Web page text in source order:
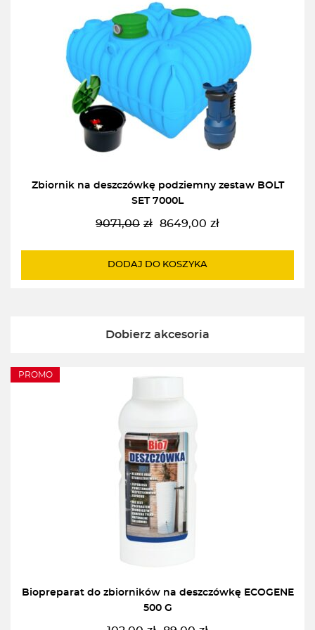
Zbiornik na deszczówkę podziemny zestaw BOLT
SET 7000L
9071,00 zł
Pierwotna
wynosiła:
8649,00 zł
Aktualna
wynosi:
DODAJ DO KOSZYKA
Dobierz akcesoria
PROMO
Biopreparat do zbiorników na deszczówkę ECOGENE
500 G